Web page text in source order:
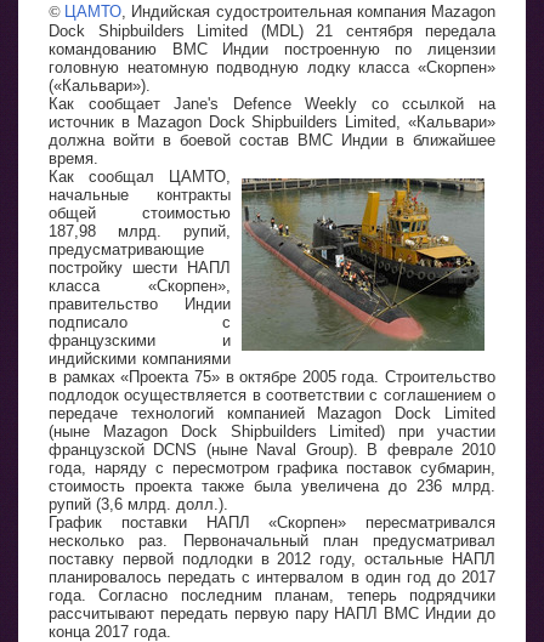
© ЦАМТО , Индийская судостроительная компания Mazagon
Dock Shipbuilders Limited (MDL) 21 сентября передала
командованию ВМС Индии построенную по лицензии
головную неатомную подводную лодку класса «Скорпен»
(«Кальвари»).
Как сообщает Jane's Defence Weekly со ссылкой на
источник в Mazagon Dock Shipbuilders Limited, «Кальвари»
должна войти в боевой состав ВМС Индии в ближайшее
время.
Как сообщал ЦАМТО,
начальные контракты
общей стоимостью
187,98 млрд. рупий,
предусматривающие
постройку шести НАПЛ
класса «Скорпен»,
правительство Индии
подписало с
французскими и
индийскими компаниями
в рамках «Проекта 75» в октябре 2005 года. Строительство
подлодок осуществляется в соответствии с соглашением о
передаче технологий компанией Mazagon Dock Limited
(ныне Mazagon Dock Shipbuilders Limited) при участии
французской DCNS (ныне Naval Group). В феврале 2010
года, наряду с пересмотром графика поставок субмарин,
стоимость проекта также была увеличена до 236 млрд.
рупий (3,6 млрд. долл.).
График поставки НАПЛ «Скорпен» пересматривался
несколько раз. Первоначальный план предусматривал
поставку первой подлодки в 2012 году, остальные НАПЛ
планировалось передать с интервалом в один год до 2017
года. Согласно последним планам, теперь подрядчики
рассчитывают передать первую пару НАПЛ ВМС Индии до
конца 2017 года.